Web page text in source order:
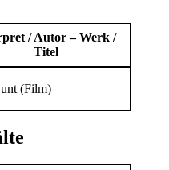
/ Autor – Werk /
Titel
(Film)